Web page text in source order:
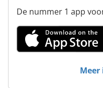
De nummer 1 app